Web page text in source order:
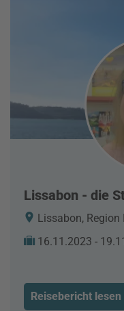
Lissabon - die
Lissabon,
16.11.2023 -
Reisebericht lesen